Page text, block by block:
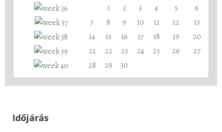
1
2 3 4 5
6
7
8 9 10 11 12
13
14
15 16 17 18 19
20
21
22 23 24 25 26
27
28
29 30
Időjárás